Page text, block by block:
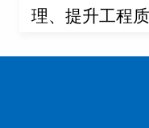
理、提升工程